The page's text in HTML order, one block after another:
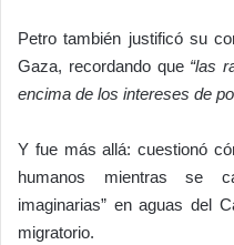
Petro también justificó su
Gaza, recordando que “las
encima de los intereses de
Y fue más allá: cuestionó
humanos mientras se
imaginarias” en aguas del
migratorio.